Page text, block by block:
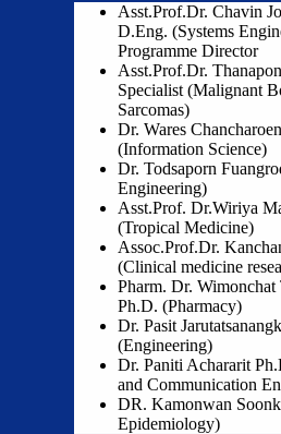
Asst.Prof.Dr. Chavin
D.Eng. (Systems
Programme Director
Asst.Prof.Dr.
Specialist (Malignant
Sarcomas)
Dr. Wares
(Information Science)
Dr. Todsaporn
Engineering)
Asst.Prof. Dr.Wiriya
(Tropical Medicine)
Assoc.Prof.Dr.
(Clinical medicine
Pharm. Dr. Wimonchat
Ph.D. (Pharmacy)
Dr. Pasit
(Engineering)
Dr. Paniti Achararit
and Communication
DR. Kamonwan
Epidemiology)